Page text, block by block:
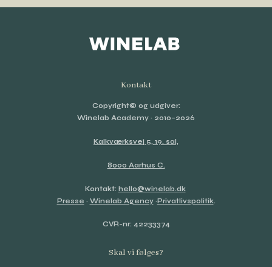
Kontakt
Copyright© og udgiver:
Winelab Academy · 2010–2026
Kalkværksvej 5, 19. sal,
8000 Aarhus C.
Kontakt: hello@winelab.dk
Presse · Winelab Agency·Privatlivspolitik.
CVR-nr: 42233374
Skal vi følges?